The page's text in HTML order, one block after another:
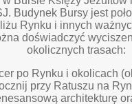
Budynek Bursy jest
Rynku i innych
doświadczyć
okolicznych trasach:
po Rynku i okolicach
przy Ratuszu na
architekturę